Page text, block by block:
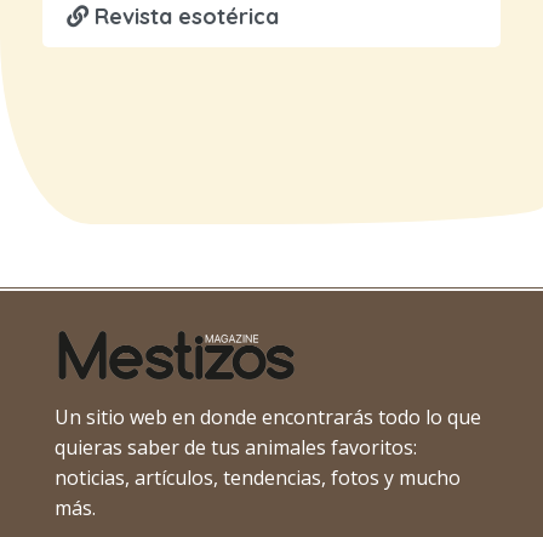
Revista esotérica
Un sitio web en donde encontrarás todo lo que
quieras saber de tus animales favoritos:
noticias, artículos, tendencias, fotos y mucho
más.